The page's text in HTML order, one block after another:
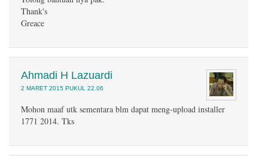
Thank's
Greace
Ahmadi H Lazuardi
2 MARET 2015 PUKUL 22.06
Mohon maaf utk sementara blm dapat meng-upload installer
1771 2014. Tks